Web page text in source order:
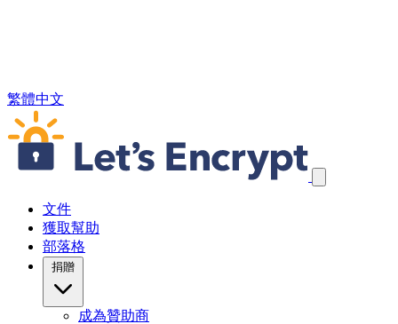
繁體中文
跳過導航連結
文件
獲取幫助
部落格
捐贈
成為贊助商